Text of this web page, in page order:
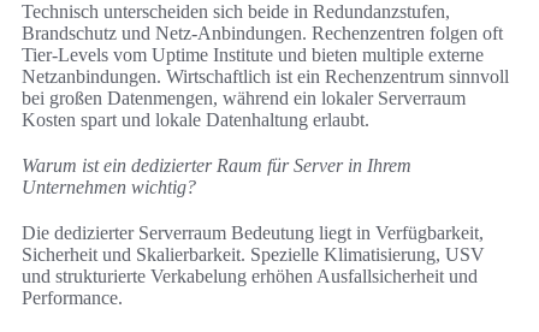
Technisch unterscheiden sich beide in Redundanzstufen,
Brandschutz und Netz-Anbindungen. Rechenzentren folgen oft
Tier-Levels vom Uptime Institute und bieten multiple externe
Netzanbindungen. Wirtschaftlich ist ein Rechenzentrum sinnvoll
bei großen Datenmengen, während ein lokaler Serverraum
Kosten spart und lokale Datenhaltung erlaubt.
Warum ist ein dedizierter Raum für Server in Ihrem
Unternehmen wichtig?
Die dedizierter Serverraum Bedeutung liegt in Verfügbarkeit,
Sicherheit und Skalierbarkeit. Spezielle Klimatisierung, USV
und strukturierte Verkabelung erhöhen Ausfallsicherheit und
Performance.